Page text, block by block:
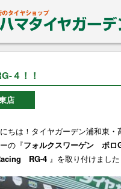
４！！
店
ちは！タイヤガーデン浦和東・
の『フォルクスワーゲン ポロ
RG-4 』を取り付けました